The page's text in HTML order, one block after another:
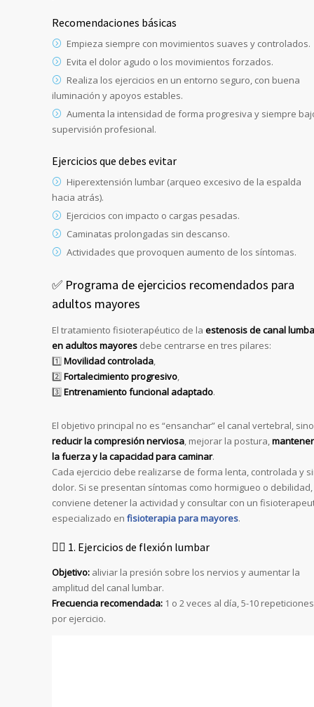
Recomendaciones básicas
Empieza siempre con movimientos suaves y controlados.
Evita el dolor agudo o los movimientos forzados.
Realiza los ejercicios en un entorno seguro, con buena
iluminación y apoyos estables.
Aumenta la intensidad de forma progresiva y siempre
supervisión profesional.
Ejercicios que debes evitar
Hiperextensión lumbar (arqueo excesivo de la espalda
hacia atrás).
Ejercicios con impacto o cargas pesadas.
Caminatas prolongadas sin descanso.
Actividades que provoquen aumento de los síntomas.
✅ Programa de ejercicios recomendados para
adultos mayores
El tratamiento fisioterapéutico de la estenosis de canal
en adultos mayores debe centrarse en tres pilares:
1️⃣ Movilidad controlada,
2️⃣ Fortalecimiento progresivo,
3️⃣ Entrenamiento funcional adaptado.
El objetivo principal no es “ensanchar” el canal vertebral, sino
reducir la compresión nerviosa, mejorar la postura,mantener
la fuerza y la capacidad para caminar.
Cada ejercicio debe realizarse de forma lenta, controlada y
dolor. Si se presentan síntomas como hormigueo o debilidad,
conviene detener la actividad y consultar con un
especializado en fisioterapia para mayores.
🧘‍♀️ 1. Ejercicios de flexión lumbar
Objetivo: aliviar la presión sobre los nervios y aumentar la
amplitud del canal lumbar.
Frecuencia recomendada: 1 o 2 veces al día, 5-10 repeticiones
por ejercicio.